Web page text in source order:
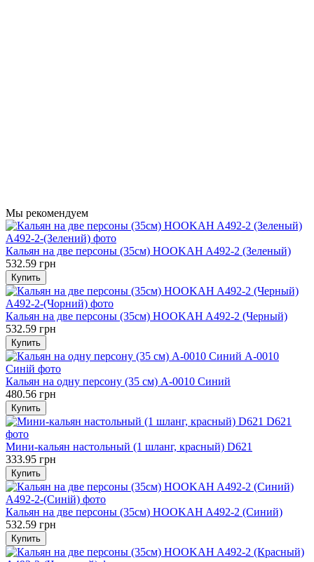
Мы рекомендуем
Кальян на две персоны (35см) HOOKAH A492-2 (Зеленый)
532.59 грн
Купить
Кальян на две персоны (35см) HOOKAH A492-2 (Черный)
532.59 грн
Купить
Кальян на одну персону (35 см) A-0010 Синий
480.56 грн
Купить
Мини-кальян настольный (1 шланг, красный) D621
333.95 грн
Купить
Кальян на две персоны (35см) HOOKAH A492-2 (Синий)
532.59 грн
Купить